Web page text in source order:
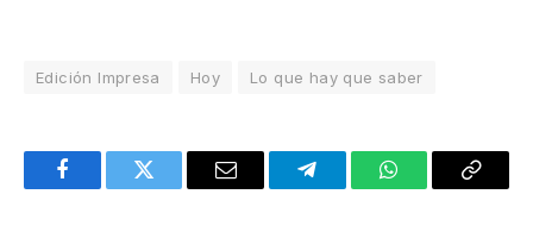
Edición Impresa Hoy Lo que hay que saber
FacebookTwitter Email TelegramWhatsAppCopy